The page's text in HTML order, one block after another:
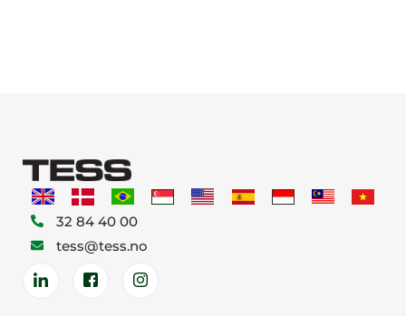
32 84 40 00
tess@tess.no